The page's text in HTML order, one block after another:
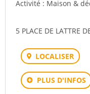
Activité : Maison &
5 PLACE DE LATTRE
LOCALISER
PLUS D'INFOS